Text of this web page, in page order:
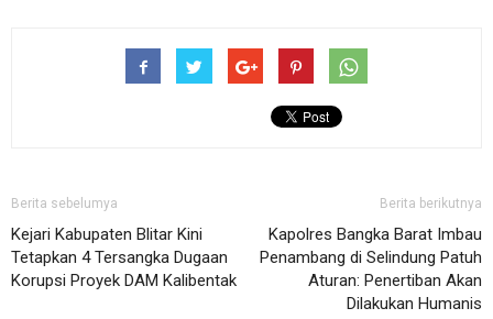
Berita sebelumya
Kejari Kabupaten Blitar Kini
Tetapkan 4 Tersangka Dugaan
Korupsi Proyek DAM Kalibentak
Berita berikutnya
Kapolres Bangka Barat Imbau
Penambang di Selindung Patuh
Aturan: Penertiban Akan
Dilakukan Humanis